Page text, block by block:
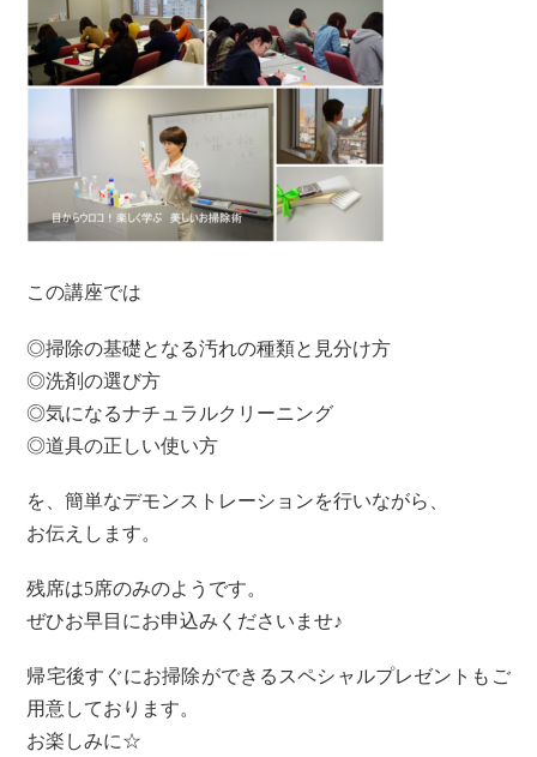
この講座では
◎掃除の基礎となる汚れの種類と見分け方
◎洗剤の選び方
◎気になるナチュラルクリーニング
◎道具の正しい使い方
を、簡単なデモンストレーションを行いながら、
お伝えします。
残席は5席のみのようです。
ぜひお早目にお申込みくださいませ♪
帰宅後すぐにお掃除ができるスペシャルプレゼントもご
用意しております。
お楽しみに☆